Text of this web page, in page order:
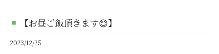
【お昼ご飯頂きます😊】
2023/12/25